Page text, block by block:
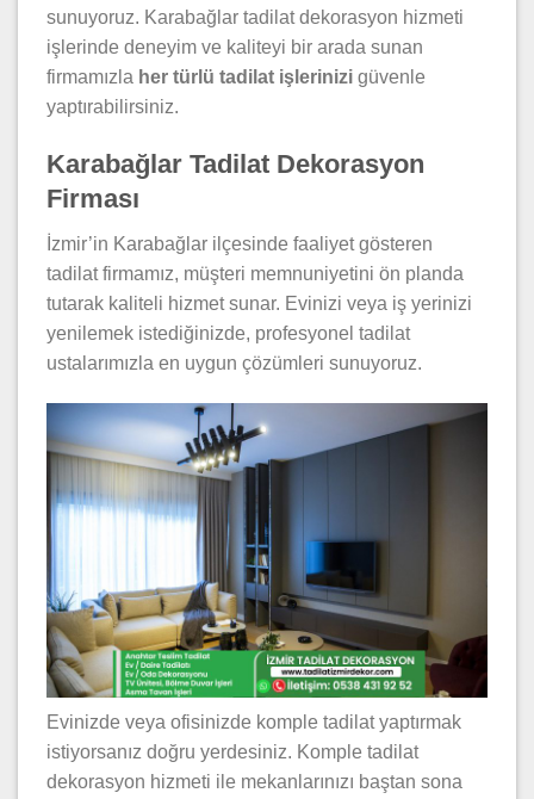
sunuyoruz. Karabağlar tadilat dekorasyon hizmeti
işlerinde deneyim ve kaliteyi bir arada sunan
firmamızla her türlü tadilat işlerinizi güvenle
yaptırabilirsiniz.
Karabağlar Tadilat Dekorasyon
Firması
İzmir’in Karabağlar ilçesinde faaliyet gösteren
tadilat firmamız, müşteri memnuniyetini ön planda
tutarak kaliteli hizmet sunar. Evinizi veya iş yerinizi
yenilemek istediğinizde, profesyonel tadilat
ustalarımızla en uygun çözümleri sunuyoruz.
Evinizde veya ofisinizde komple tadilat yaptırmak
istiyorsanız doğru yerdesiniz. Komple tadilat
dekorasyon hizmeti ile mekanlarınızı baştan sona